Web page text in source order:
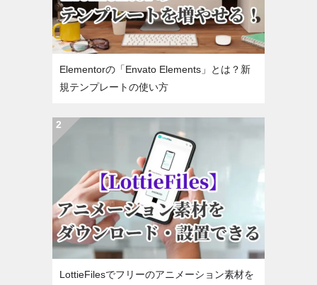
Elementorの「Envato Elements」とは？新
規テンプレートの使い方
LottieFilesでフリーのアニメーション素材を